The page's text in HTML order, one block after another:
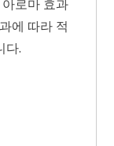
로마 효과
에 따라 적
다.